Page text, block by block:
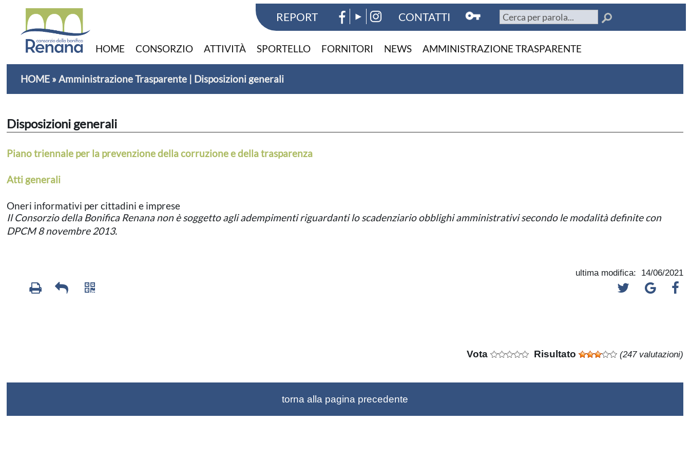
REPORT CONTATTI
HOME CONSORZIO ATTIVITÀ SPORTELLO FORNITORI NEWS AMMINISTRAZIONE TRASPARENTE
HOME»Amministrazione Trasparente| Disposizioni generali
Disposizioni generali
Piano triennale per la prevenzione della corruzione e della trasparenza
Atti generali
Oneri informativi per cittadini e imprese
Il Consorzio della Bonifica Renana non è soggetto agli adempimenti riguardanti lo scadenziario obblighi amministrativi secondo le modalità definite con
DPCM 8 novembre 2013.
ultima modifica: 14/06/2021
Vota Risultato (247 valutazioni)
torna alla pagina precedente